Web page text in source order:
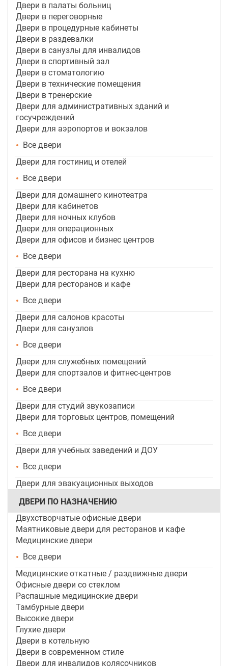
Двери в палаты больниц
Двери в переговорные
Двери в процедурные кабинеты
Двери в раздевалки
Двери в санузлы для инвалидов
Двери в спортивный зал
Двери в стоматологию
Двери в технические помещения
Двери в тренерские
Двери для административных зданий и
госучреждений
Двери для аэропортов и вокзалов
Все двери
Двери для гостиниц и отелей
Все двери
Двери для домашнего кинотеатра
Двери для кабинетов
Двери для ночных клубов
Двери для операционных
Двери для офисов и бизнес центров
Все двери
Двери для ресторана на кухню
Двери для ресторанов и кафе
Все двери
Двери для салонов красоты
Двери для санузлов
Все двери
Двери для служебных помещений
Двери для спортзалов и фитнес-центров
Все двери
Двери для студий звукозаписи
Двери для торговых центров, помещений
Все двери
Двери для учебных заведений и ДОУ
Все двери
Двери для эвакуационных выходов
ДВЕРИ ПО НАЗНАЧЕНИЮ
Двухстворчатые офисные двери
Маятниковые двери для ресторанов и кафе
Медицинские двери
Все двери
Медицинские откатные / раздвижные двери
Офисные двери со стеклом
Распашные медицинские двери
Тамбурные двери
Высокие двери
Глухие двери
Двери в котельную
Двери в современном стиле
Двери для инвалидов колясочников